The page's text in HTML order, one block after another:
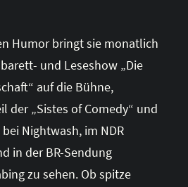
Humor bringt sie monatlich
und Leseshow „Die
auf die Bühne,
der „Sistes of Comedy“ und
Nightwash, im NDR
in der BR-Sendung
zu sehen. Ob spitze